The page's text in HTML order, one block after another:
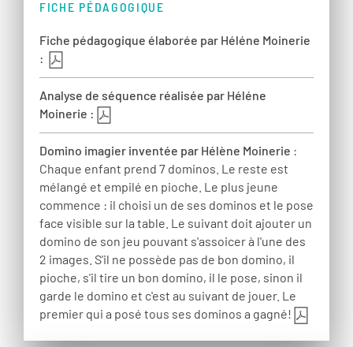
FICHE PÉDAGOGIQUE
Fiche pédagogique élaborée par Héléne Moinerie
:
Analyse de séquence réalisée par Héléne
Moinerie :
Domino imagier inventée par Hélène Moinerie :
Chaque enfant prend 7 dominos. Le reste est
mélangé et empilé en pioche. Le plus jeune
commence : il choisi un de ses dominos et le pose
face visible sur la table. Le suivant doit ajouter un
domino de son jeu pouvant s'assoicer à l'une des
2 images. S'il ne possède pas de bon domino, il
pioche, s'il tire un bon domino, il le pose, sinon il
garde le domino et c'est au suivant de jouer. Le
premier qui a posé tous ses dominos a gagné!